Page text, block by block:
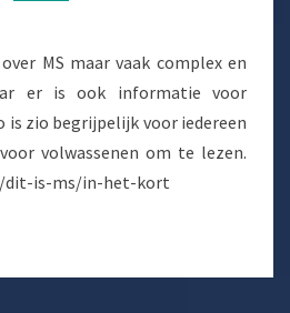
MS maar vaak complex en
er is ook informatie voor
is zio begrijpelijk voor iedereen
volwassenen om te lezen.
dit-is-ms/in-het-kort